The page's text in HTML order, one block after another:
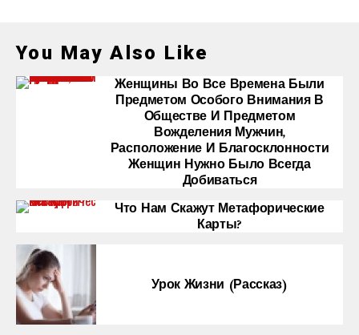
You May Also Like
Женщины Во Все Времена Были
Предметом Особого Внимания В
Обществе И Предметом
Вожделения Мужчин,
Расположение И Благосклонности
Женщин Нужно Было Всегда
Добиваться
Что Нам Скажут Метафорические
Карты?
Урок Жизни (рассказ)